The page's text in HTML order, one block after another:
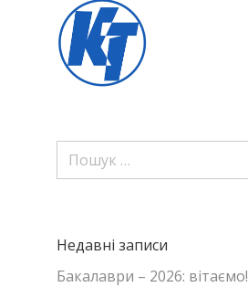
Пошук:
Пошук:
Недавні записи
Бакалаври – 2026: вітаємо!